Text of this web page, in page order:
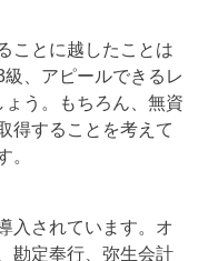
ことに越したことは
、アピールできるレ
う。もちろん、無資
得することを考えて
。
入されています。オ
勘定奉行、弥生会計